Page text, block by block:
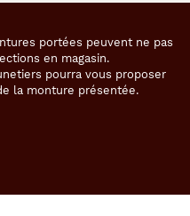
portées peuvent ne pas
en magasin.
pourra vous proposer
la monture présentée.